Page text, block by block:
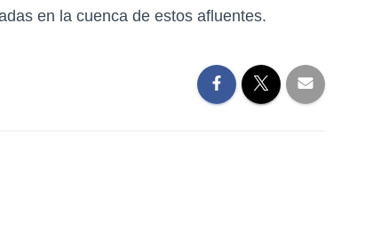
en la cuenca de estos afluentes.